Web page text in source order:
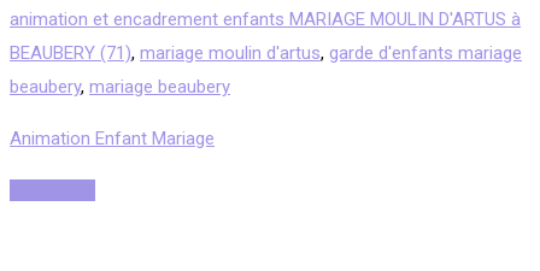
animation et encadrement enfants MARIAGE MOULIN D'ARTUS à
BEAUBERY (71), mariage moulin d'artus, garde d'enfants mariage
beaubery, mariage beaubery
Animation Enfant Mariage